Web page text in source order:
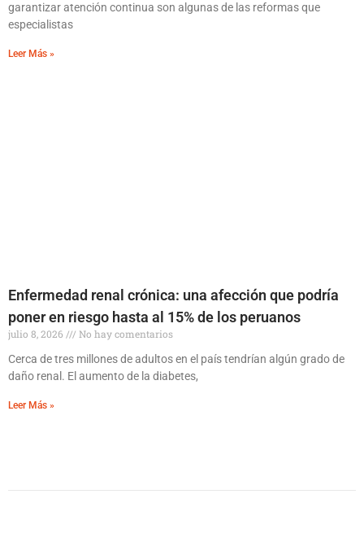
garantizar atención continua son algunas de las reformas que
especialistas
Leer Más »
Enfermedad renal crónica: una afección que podría
poner en riesgo hasta al 15% de los peruanos
julio 8, 2026
No hay comentarios
Cerca de tres millones de adultos en el país tendrían algún grado de
daño renal. El aumento de la diabetes,
Leer Más »